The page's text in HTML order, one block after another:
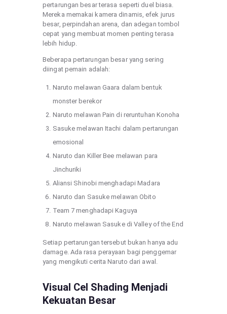
pertarungan besar terasa seperti duel biasa.
Mereka memakai kamera dinamis, efek jurus
besar, perpindahan arena, dan adegan tombol
cepat yang membuat momen penting terasa
lebih hidup.
Beberapa pertarungan besar yang sering
diingat pemain adalah:
Naruto melawan Gaara dalam bentuk
monster berekor
Naruto melawan Pain di reruntuhan Konoha
Sasuke melawan Itachi dalam pertarungan
emosional
Naruto dan Killer Bee melawan para
Jinchuriki
Aliansi Shinobi menghadapi Madara
Naruto dan Sasuke melawan Obito
Team 7 menghadapi Kaguya
Naruto melawan Sasuke di Valley of the End
Setiap pertarungan tersebut bukan hanya adu
damage. Ada rasa perayaan bagi penggemar
yang mengikuti cerita Naruto dari awal.
Visual Cel Shading Menjadi
Kekuatan Besar